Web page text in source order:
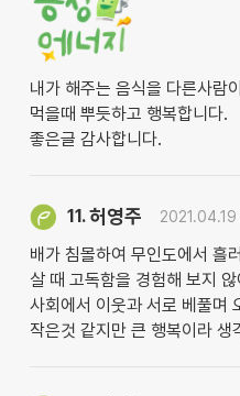
내가 해주는 음식을 다른사람
먹을때 뿌듯하고 행복합니다.
좋은글 감사합니다.
11.허영주 2021.04.19
배가 침몰하여 무인도에서 흘
살 때 고독함을 경험해 보지
사회에서 이웃과 서로 베풀며
작은것 같지만 큰 행복이라 생